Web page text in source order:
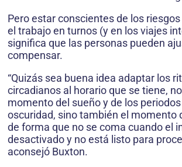
Pero estar conscientes de los
el trabajo en turnos (y en los viajes
significa que las personas pueden
compensar.
“Quizás sea buena idea adaptar los
circadianos al horario que se tiene,
momento del sueño y de los
oscuridad, sino también el momento
de forma que no se coma cuando el
desactivado y no está listo para
aconsejó Buxton.